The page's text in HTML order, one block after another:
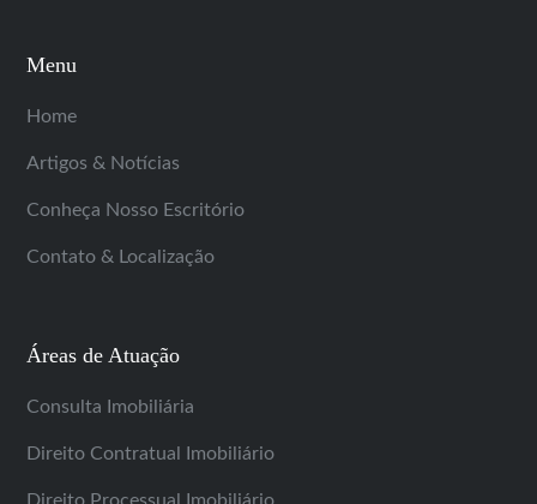
Menu
Home
Artigos & Notícias
Conheça Nosso Escritório
Contato & Localização
Áreas de Atuação
Consulta Imobiliária
Direito Contratual Imobiliário
Direito Processual Imobiliário